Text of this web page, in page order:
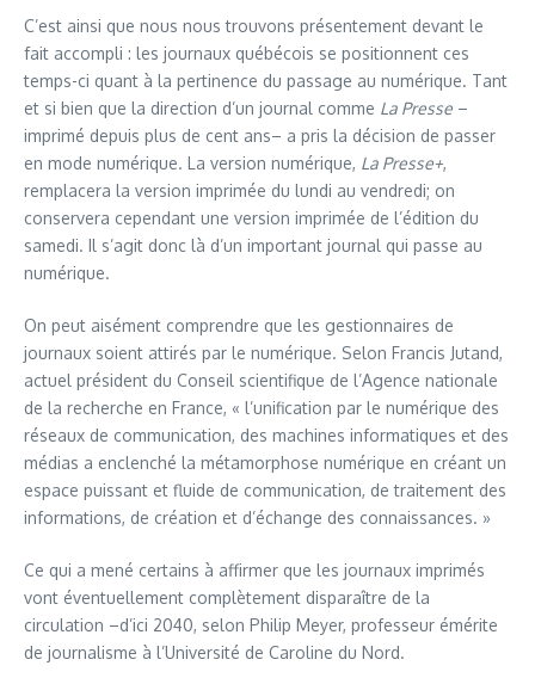
C’est ainsi que nous nous trouvons présentement devant le
fait accompli : les journaux québécois se positionnent ces
temps-ci quant à la pertinence du passage au numérique. Tant
et si bien que la direction d’un journal comme La Presse –
imprimé depuis plus de cent ans– a pris la décision de passer
en mode numérique. La version numérique, La Presse+,
remplacera la version imprimée du lundi au vendredi; on
conservera cependant une version imprimée de l’édition du
samedi. Il s’agit donc là d’un important journal qui passe au
numérique.
On peut aisément comprendre que les gestionnaires de
journaux soient attirés par le numérique. Selon Francis Jutand,
actuel président du Conseil scientifique de l’Agence nationale
de la recherche en France, « l’unification par le numérique des
réseaux de communication, des machines informatiques et des
médias a enclenché la métamorphose numérique en créant un
espace puissant et fluide de communication, de traitement des
informations, de création et d’échange des connaissances. »
Ce qui a mené certains à affirmer que les journaux imprimés
vont éventuellement complètement disparaître de la
circulation –d’ici 2040, selon Philip Meyer, professeur émérite
de journalisme à l’Université de Caroline du Nord.